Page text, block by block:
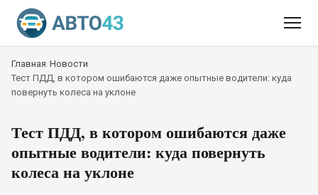
Главная Новости
Тест ПДД, в котором ошибаются даже опытные водители: куда
повернуть колеса на уклоне
Тест ПДД, в котором ошибаются даже
опытные водители: куда повернуть
колеса на уклоне